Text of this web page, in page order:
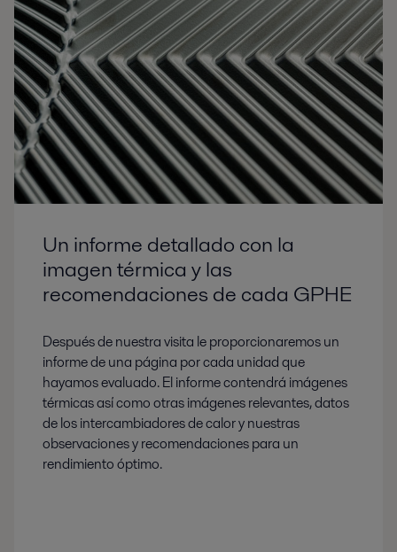
Un informe detallado con la
imagen térmica y las
recomendaciones de cada GPHE
Después de nuestra visita le proporcionaremos un
informe de una página por cada unidad que
hayamos evaluado. El informe contendrá imágenes
térmicas así como otras imágenes relevantes, datos
de los intercambiadores de calor y nuestras
observaciones y recomendaciones para un
rendimiento óptimo.